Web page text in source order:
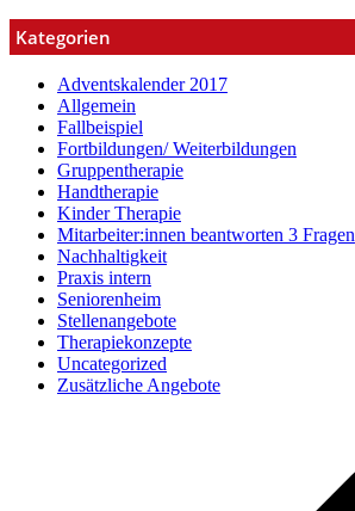
Kategorien
Adventskalender 2017
Allgemein
Fallbeispiel
Fortbildungen/ Weiterbildungen
Gruppentherapie
Handtherapie
Kinder Therapie
Mitarbeiter:innen beantworten 3 Fragen
Nachhaltigkeit
Praxis intern
Seniorenheim
Stellenangebote
Therapiekonzepte
Uncategorized
Zusätzliche Angebote